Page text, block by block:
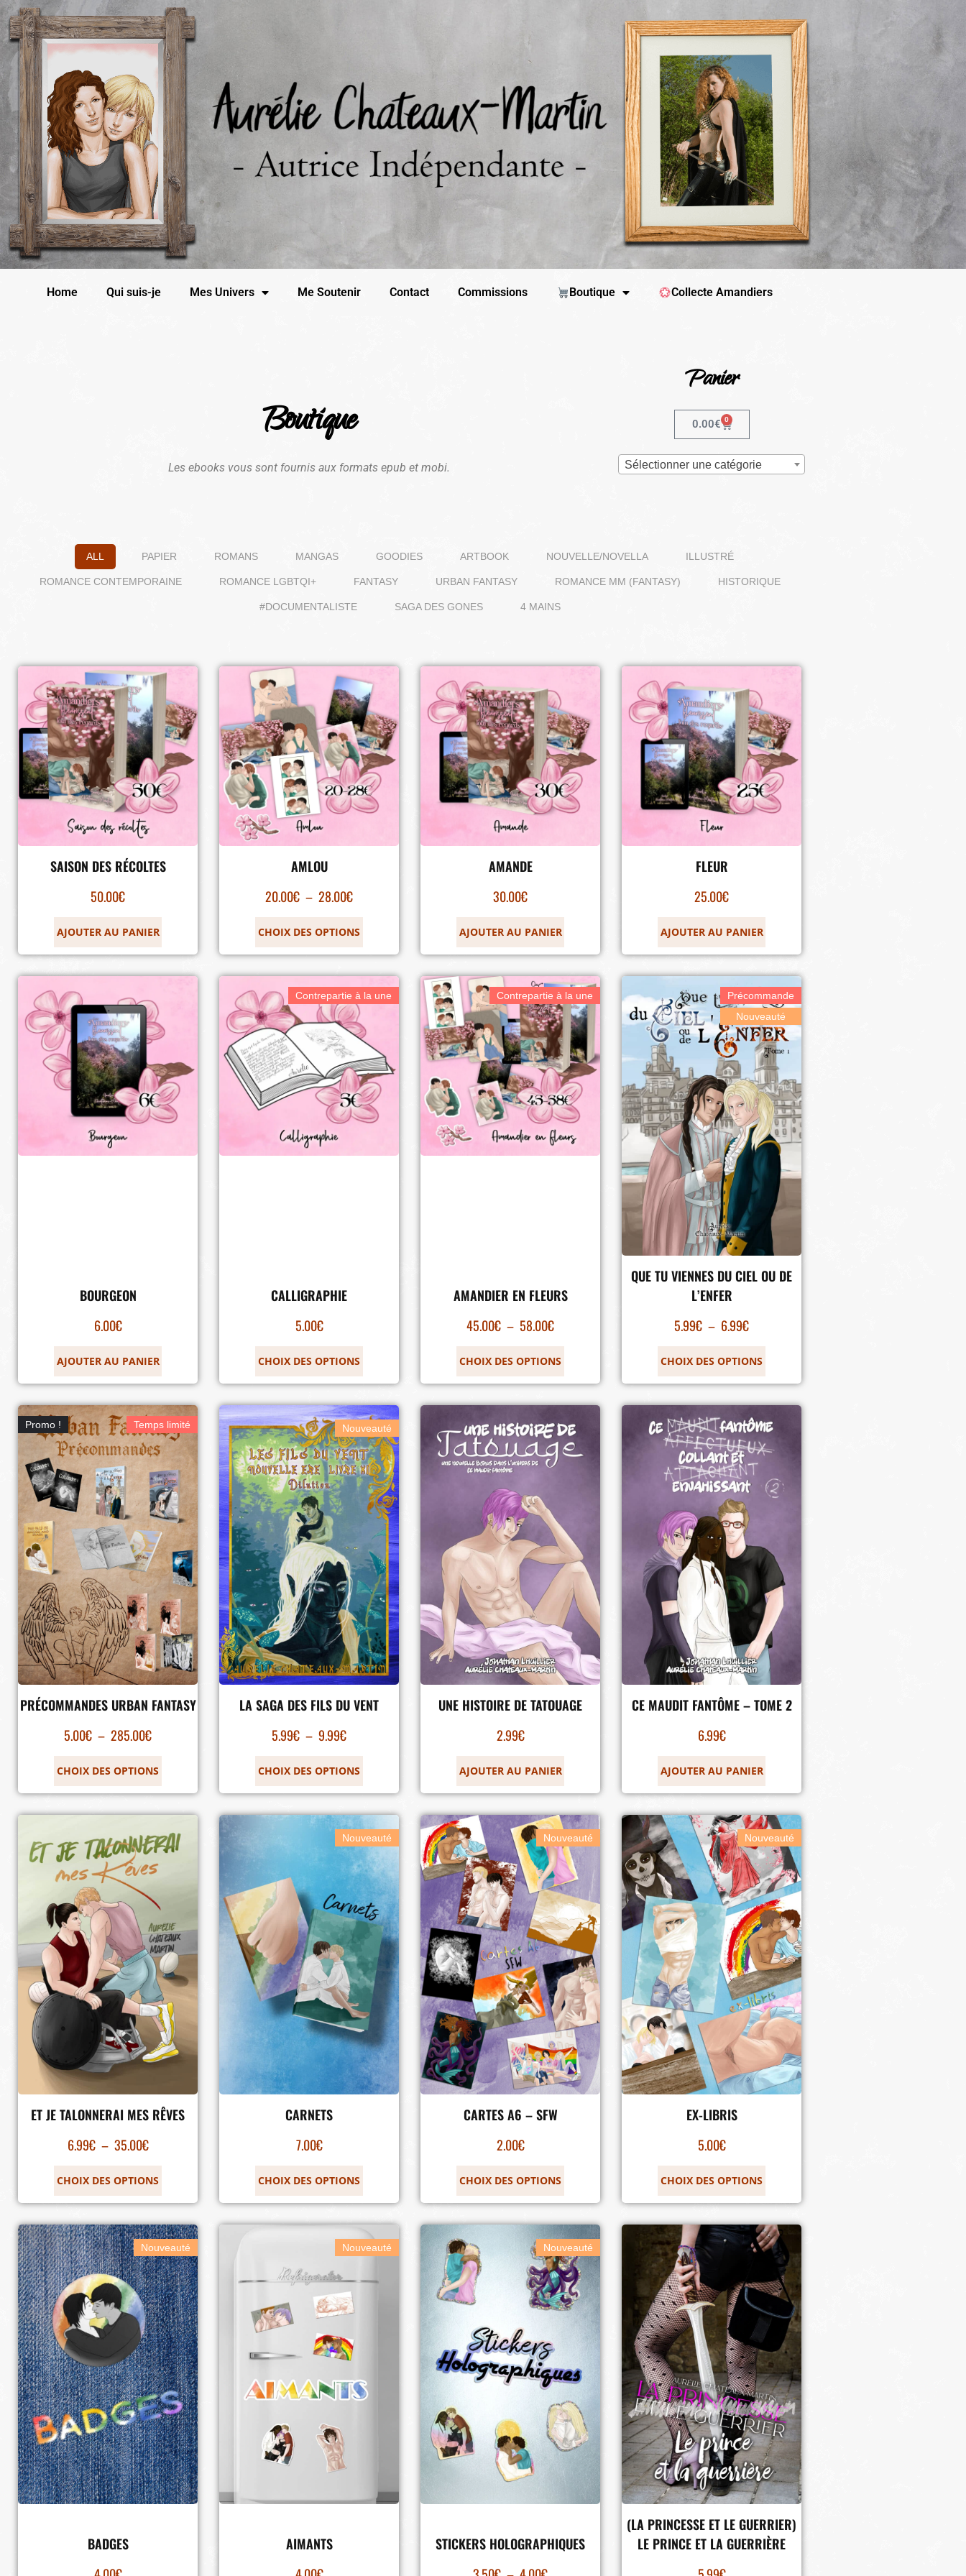
Home Qui suis-je Mes Univers Me Soutenir Contact Commissions Boutique Collecte Amandiers
Boutique
Les ebooks vous sont fournis aux formats epub et mobi.
Panier
0.00€ 0
Sélectionner une catégorie
ALL PAPIER ROMANS MANGAS GOODIES ARTBOOK NOUVELLE/NOVELLA ILLUSTRÉ
ROMANCE CONTEMPORAINE ROMANCE LGBTQI+ FANTASY URBAN FANTASY ROMANCE MM (FANTASY) HISTORIQUE
#DOCUMENTALISTE SAGA DES GONES 4 MAINS
SAISON DES RÉCOLTES
50.00€
AJOUTER AU PANIER
AMLOU
20.00€ – 28.00€
CHOIX DES OPTIONS
AMANDE
30.00€
AJOUTER AU PANIER
FLEUR
25.00€
AJOUTER AU PANIER
BOURGEON
6.00€
AJOUTER AU PANIER
Contrepartie à la une
CALLIGRAPHIE
5.00€
CHOIX DES OPTIONS
Contrepartie à la une
AMANDIER EN FLEURS
45.00€ – 58.00€
CHOIX DES OPTIONS
Précommande
Nouveauté
QUE TU VIENNES DU CIEL OU DE
L’ENFER
5.99€ – 6.99€
CHOIX DES OPTIONS
Promo ! Temps limité
PRÉCOMMANDES URBAN FANTASY
5.00€ – 285.00€
CHOIX DES OPTIONS
Nouveauté
LA SAGA DES FILS DU VENT
5.99€ – 9.99€
CHOIX DES OPTIONS
UNE HISTOIRE DE TATOUAGE
2.99€
AJOUTER AU PANIER
CE MAUDIT FANTÔME – TOME 2
6.99€
AJOUTER AU PANIER
ET JE TALONNERAI MES RÊVES
6.99€ – 35.00€
CHOIX DES OPTIONS
Nouveauté
CARNETS
7.00€
CHOIX DES OPTIONS
Nouveauté
CARTES A6 – SFW
2.00€
CHOIX DES OPTIONS
Nouveauté
EX-LIBRIS
5.00€
CHOIX DES OPTIONS
Nouveauté
BADGES
Nouveauté
AIMANTS
Nouveauté
STICKERS HOLOGRAPHIQUES
(LA PRINCESSE ET LE GUERRIER)
LE PRINCE ET LA GUERRIÈRE